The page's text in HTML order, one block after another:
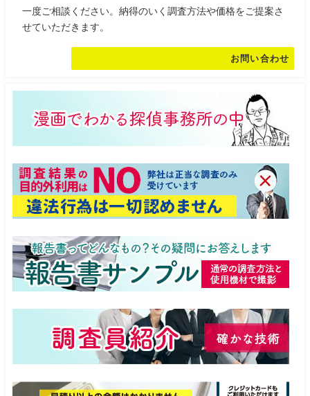
一度ご相談ください。納得のいく調査方法や価格をご提案さ
せていただきます。
お問い合わせ